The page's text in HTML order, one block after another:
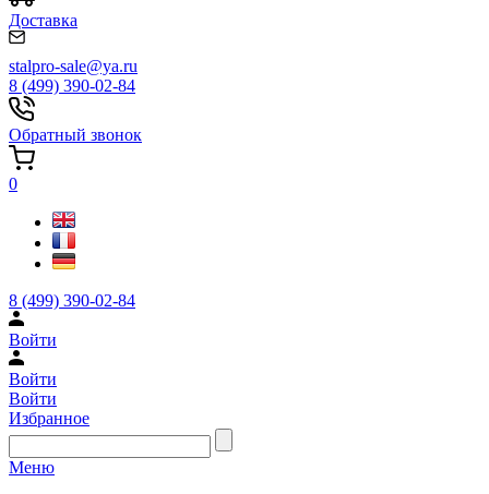
Доставка
stalpro-sale@ya.ru
8 (499) 390-02-84
Обратный звонок
0
8 (499) 390-02-84
Войти
Войти
Войти
Избранное
Меню